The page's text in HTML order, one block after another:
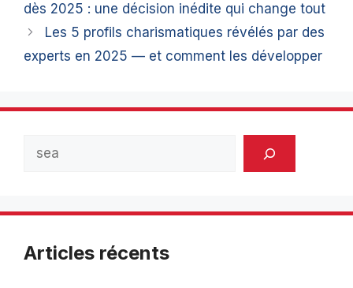
dès 2025 : une décision inédite qui change tout
Les 5 profils charismatiques révélés par des
experts en 2025 — et comment les développer
Articles récents